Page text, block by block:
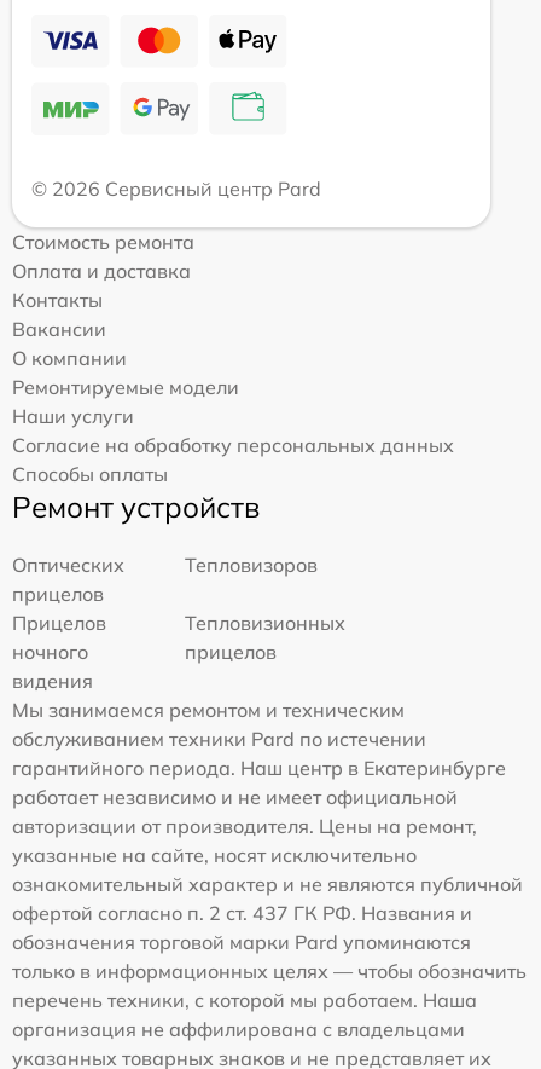
© 2026 Сервисный центр Pard
Стоимость ремонта
Оплата и доставка
Контакты
Вакансии
О компании
Ремонтируемые модели
Наши услуги
Согласие на обработку персональных данных
Способы оплаты
Ремонт устройств
Оптических
прицелов
Тепловизоров
Прицелов
ночного
видения
Тепловизионных
прицелов
Мы занимаемся ремонтом и техническим
обслуживанием техники Pard по истечении
гарантийного периода. Наш центр в Екатеринбурге
работает независимо и не имеет официальной
авторизации от производителя. Цены на ремонт,
указанные на сайте, носят исключительно
ознакомительный характер и не являются публичной
офертой согласно п. 2 ст. 437 ГК РФ. Названия и
обозначения торговой марки Pard упоминаются
только в информационных целях — чтобы обозначить
перечень техники, с которой мы работаем. Наша
организация не аффилирована с владельцами
указанных товарных знаков и не представляет их